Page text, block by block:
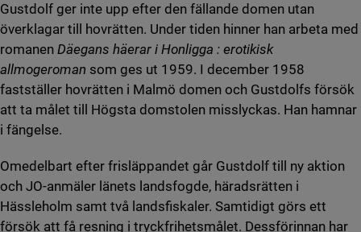
Gustdolf ger inte upp efter den fällande domen utan
överklagar till hovrätten. Under tiden hinner han arbeta med
romanen Däegans häerar i Honligga : erotikisk
allmogeroman som ges ut 1959. I december 1958
fastställer hovrätten i Malmö domen och Gustdolfs försök
att ta målet till Högsta domstolen misslyckas. Han hamnar
i fängelse.
Omedelbart efter frisläppandet går Gustdolf till ny aktion
och JO-anmäler länets landsfogde, häradsrätten i
Hässleholm samt två landsfiskaler. Samtidigt görs ett
försök att få resning i tryckfrihetsmålet. Dessförinnan har